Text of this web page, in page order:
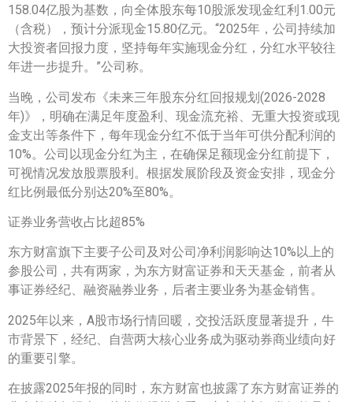
158.04亿股为基数，向全体股东每10股派发现金红利1.00元
（含税），预计分派现金15.80亿元。“2025年，公司持续加
大投资者回报力度，坚持每年实施现金分红，分红水平较往
年进一步提升。”公司称。
当晚，公司发布《未来三年股东分红回报规划(2026-2028
年)》，明确在满足年度盈利、现金流充裕、无重大投资或现
金支出等条件下，每年现金分红不低于当年可供分配利润的
10%。公司以现金分红为主，在确保足额现金分红前提下，
可视情况发放股票股利。根据发展阶段及资金安排，现金分
红比例最低分别达20%至80%。
证券业务营收占比超85%
东方财富旗下主要子公司及对公司净利润影响达10%以上的
参股公司，共有两家，为东方财富证券和天天基金，前者从
事证券经纪、融资融券业务，后者主要业务为基金销售。
2025年以来，A股市场行情回暖，交投活跃度显著提升，牛
市背景下，经纪、自营两大核心业务成为驱动券商业绩向好
的重要引擎。
在披露2025年报的同时，东方财富也披露了东方财富证券的